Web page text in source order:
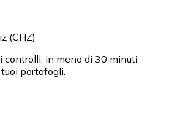
(CHZ)
in meno di 30 minuti
portafogli.